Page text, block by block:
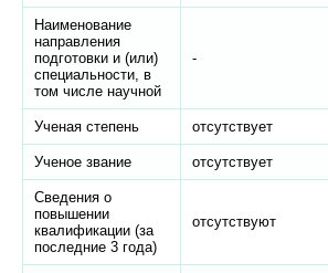
Наименование
направления
подготовки и (или)
специальности, в
том числе научной
-
Ученая степень отсутствует
Ученое звание отсутствует
Сведения о
повышении
квалификации (за
последние 3 года)
отсутствуют